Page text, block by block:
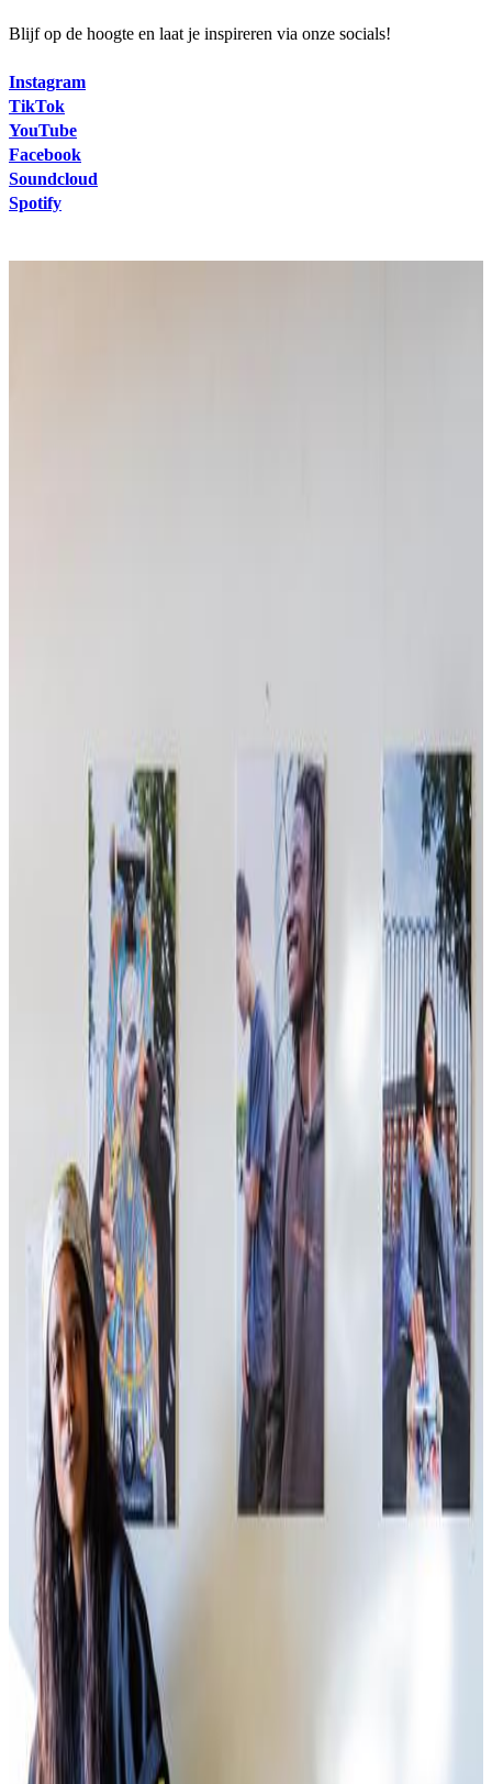
Blijf op de hoogte en laat je inspireren via onze socials!
Instagram
TikTok
YouTube
Facebook
Soundcloud
Spotify